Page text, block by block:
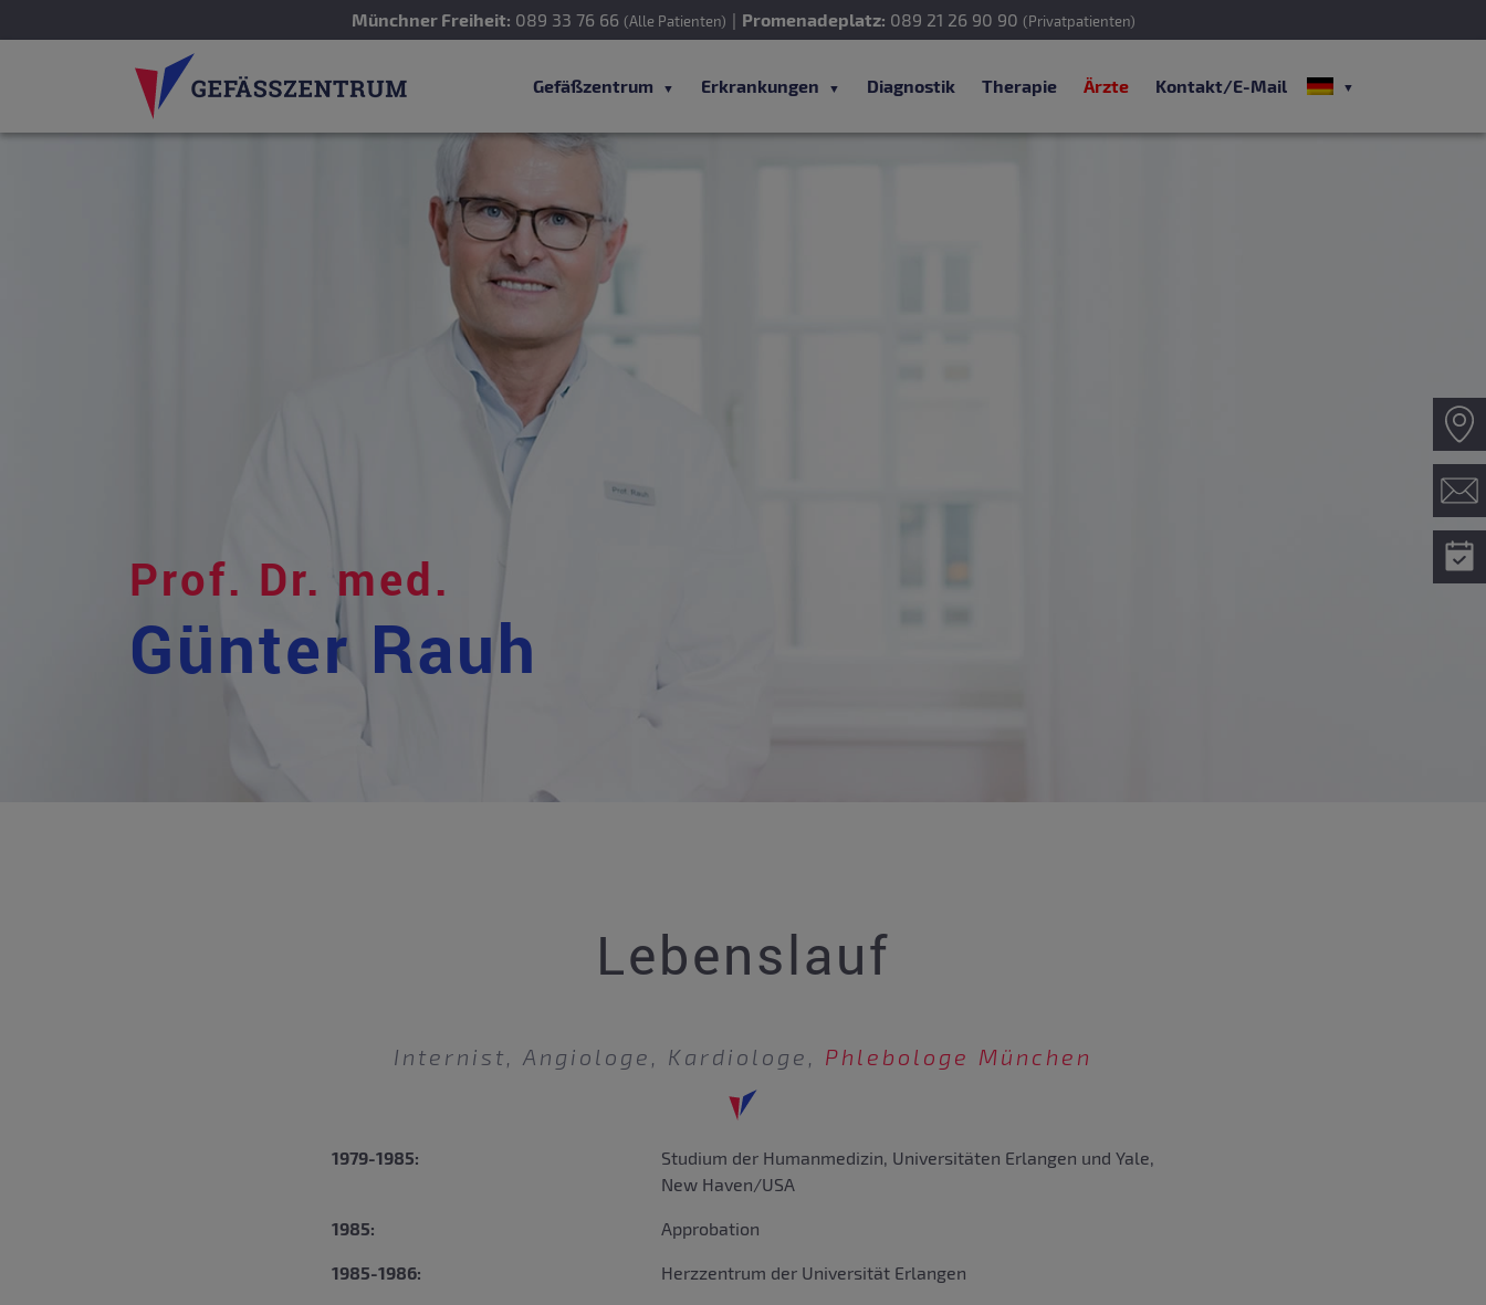
Münchner Freiheit: 089 33 76 66 (Alle Patienten) | Promenadeplatz: 089 21 26 90 90 (Privatpatienten)
Gefäßzentrum Erkrankungen Diagnostik Therapie Ärzte Kontakt/E-Mail
Prof. Dr. med.
Günter Rauh
Lebenslauf
Internist, Angiologe, Kardiologe, Phlebologe München
1979-1985:
Studium der Humanmedizin, Universitäten Erlangen und Yale,
New Haven/USA
1985: Approbation
1985-1986: Herzzentrum der Universität Erlangen